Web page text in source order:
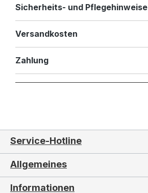
Sicherheits- und Pflegehinweise
Versandkosten
Zahlung
Service-Hotline
Allgemeines
Informationen